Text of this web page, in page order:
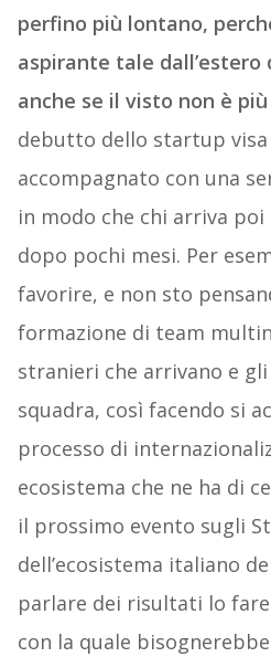
perfino più lontano,
aspirante tale
anche se il visto non è
debutto dello startup visa
accompagnato con una
in modo che chi arriva
dopo pochi mesi. Per
favorire, e non sto
formazione di team
stranieri che arrivano e
squadra, così facendo si
processo di
ecosistema che ne ha di
il prossimo evento sugli
dell’ecosistema italiano
parlare dei risultati lo
con la quale